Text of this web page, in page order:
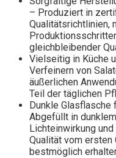
– Produziert in
Qualitätsrichtlinien,
gleichbleibender
Vielseitig in Küche
Verfeinern von
äußerlichen
Teil der täglichen
Dunkle
Abgefüllt in
Lichteinwirkung
Qualität vom
bestmöglich